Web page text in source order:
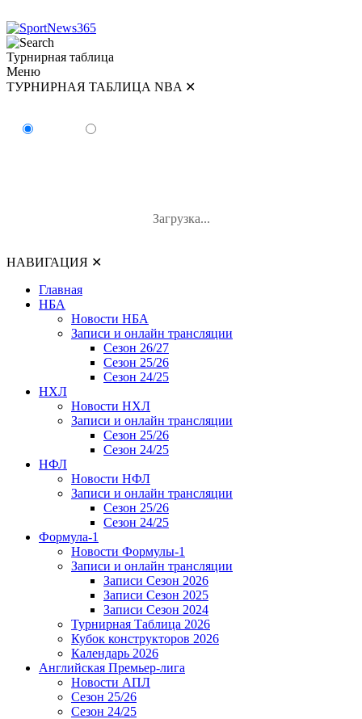
Турнирная таблица
Меню
ТУРНИРНАЯ ТАБЛИЦА NBA ✕
Загрузка...
НАВИГАЦИЯ ✕
Главная
НБА
Новости НБА
Записи и онлайн трансляции
Сезон 26/27
Сезон 25/26
Сезон 24/25
НХЛ
Новости НХЛ
Записи и онлайн трансляции
Сезон 25/26
Сезон 24/25
НФЛ
Новости НФЛ
Записи и онлайн трансляции
Сезон 25/26
Сезон 24/25
Формула-1
Новости Формулы-1
Записи и онлайн трансляции
Записи Сезон 2026
Записи Сезон 2025
Записи Сезон 2024
Турнирная Таблица 2026
Кубок конструкторов 2026
Календарь 2026
Английская Премьер-лига
Новости АПЛ
Сезон 25/26
Сезон 24/25